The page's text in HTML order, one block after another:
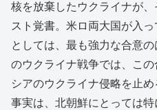
核を放棄したウクライナが
スト覚書。米ロ両大国が入
としては、最も強力な合意
のウクライナ戦争では、こ
シアのウクライナ侵略を止
事実は、北朝鮮にとっては特